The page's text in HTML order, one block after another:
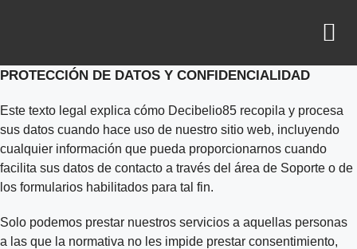
PROTECCIÓN DE DATOS Y CONFIDENCIALIDAD
Este texto legal explica cómo Decibelio85 recopila y procesa
sus datos cuando hace uso de nuestro sitio web, incluyendo
cualquier información que pueda proporcionarnos cuando
facilita sus datos de contacto a través del área de Soporte o de
los formularios habilitados para tal fin.
Solo podemos prestar nuestros servicios a aquellas personas
a las que la normativa no les impide prestar consentimiento,